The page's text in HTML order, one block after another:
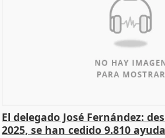
El delegado José Fernández:
2025, se han cedido 9.810